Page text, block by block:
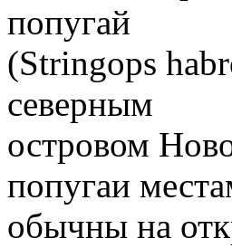
попугай
(Stringops
северным
островом
попугаи
обычны на